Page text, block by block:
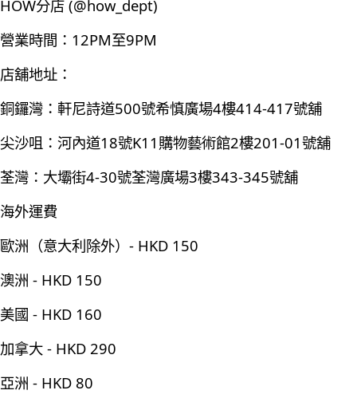
HOW分店 (@how_dept)
營業時間：12PM至9PM
店舖地址：
銅鑼灣：軒尼詩道500號希慎廣場4樓414-417號舖
尖沙咀：河內道18號K11購物藝術館2樓201-01號舖
荃灣：大壩街4-30號荃灣廣場3樓343-345號舖
海外運費
歐洲（意大利除外）- HKD 150
澳洲 - HKD 150
美國 - HKD 160
加拿大 - HKD 290
亞洲 - HKD 80